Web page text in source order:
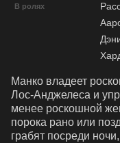
В ролях
Манко владеет
Лос-Анджелеса и
менее роскошной
порока рано или
грабят посреди